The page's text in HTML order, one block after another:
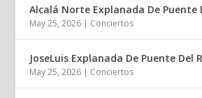
Alcalá Norte Explanada De Puente
May 25, 2026 | Conciertos
JoseLuis Explanada De Puente Del
May 25, 2026 | Conciertos